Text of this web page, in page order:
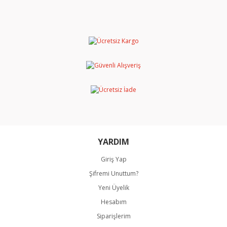
YARDIM
Giriş Yap
Şifremi Unuttum?
Yeni Üyelik
Hesabım
Siparişlerim